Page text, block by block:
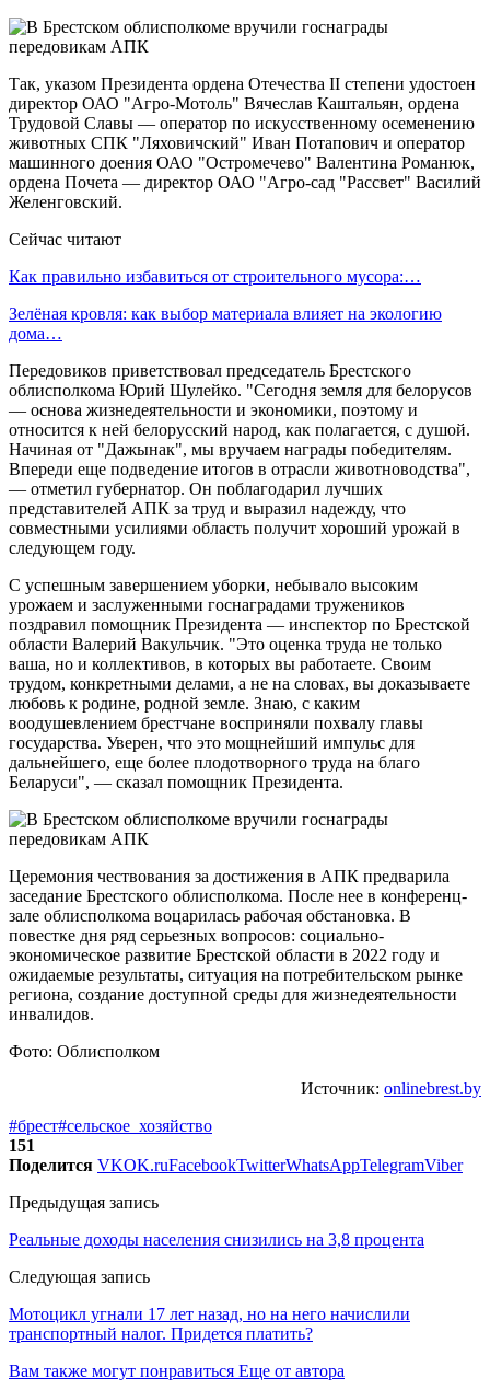
Так, указом Президента ордена Отечества II степени удостоен
директор ОАО "Агро-Мотоль" Вячеслав Каштальян, ордена
Трудовой Славы — оператор по искусственному осеменению
животных СПК "Ляховичский" Иван Потапович и оператор
машинного доения ОАО "Остромечево" Валентина Романюк,
ордена Почета — директор ОАО "Агро-сад "Рассвет" Василий
Желенговский.
Сейчас читают
Как правильно избавиться от строительного мусора:…
Зелёная кровля: как выбор материала влияет на экологию
дома…
Передовиков приветствовал председатель Брестского
облисполкома Юрий Шулейко. "Сегодня земля для белорусов
— основа жизнедеятельности и экономики, поэтому и
относится к ней белорусский народ, как полагается, с душой.
Начиная от "Дажынак", мы вручаем награды победителям.
Впереди еще подведение итогов в отрасли животноводства",
— отметил губернатор. Он поблагодарил лучших
представителей АПК за труд и выразил надежду, что
совместными усилиями область получит хороший урожай в
следующем году.
С успешным завершением уборки, небывало высоким
урожаем и заслуженными госнаградами тружеников
поздравил помощник Президента — инспектор по Брестской
области Валерий Вакульчик. "Это оценка труда не только
ваша, но и коллективов, в которых вы работаете. Своим
трудом, конкретными делами, а не на словах, вы доказываете
любовь к родине, родной земле. Знаю, с каким
воодушевлением брестчане восприняли похвалу главы
государства. Уверен, что это мощнейший импульс для
дальнейшего, еще более плодотворного труда на благо
Беларуси", — сказал помощник Президента.
Церемония чествования за достижения в АПК предварила
заседание Брестского облисполкома. После нее в конференц-
зале облисполкома воцарилась рабочая обстановка. В
повестке дня ряд серьезных вопросов: социально-
экономическое развитие Брестской области в 2022 году и
ожидаемые результаты, ситуация на потребительском рынке
региона, создание доступной среды для жизнедеятельности
инвалидов.
Фото: Облисполком
Источник: onlinebrest.by
#брест#сельское_хозяйство
151
Поделится VKOK.ruFacebookTwitterWhatsAppTelegramViber
Предыдущая запись
Реальные доходы населения снизились на 3,8 процента
Следующая запись
Мотоцикл угнали 17 лет назад, но на него начислили
транспортный налог. Придется платить?
Вам также могут понравиться Еще от автора